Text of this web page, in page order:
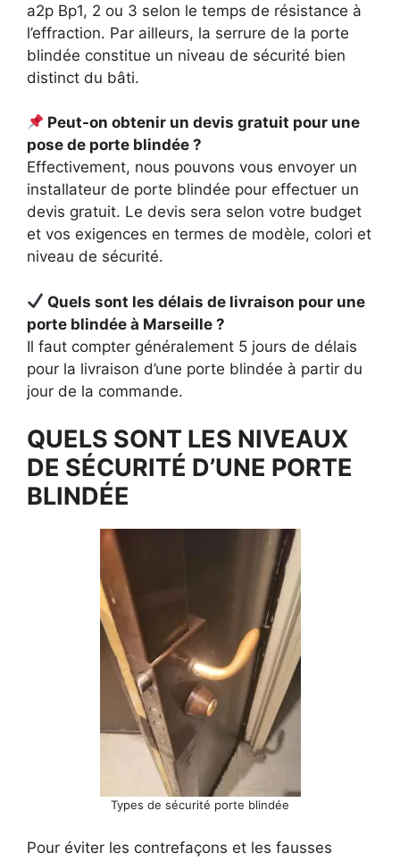
a2p Bp1, 2 ou 3 selon le temps de résistance à
l’effraction. Par ailleurs, la serrure de la porte
blindée constitue un niveau de sécurité bien
distinct du bâti.
Peut-on obtenir un devis gratuit pour une
pose de porte blindée ?
Effectivement, nous pouvons vous envoyer un
installateur de porte blindée pour effectuer un
devis gratuit. Le devis sera selon votre budget
et vos exigences en termes de modèle, colori et
niveau de sécurité.
Quels sont les délais de livraison pour une
porte blindée à Marseille ?
Il faut compter généralement 5 jours de délais
pour la livraison d’une porte blindée à partir du
jour de la commande.
QUELS SONT LES NIVEAUX
DE SÉCURITÉ D’UNE PORTE
BLINDÉE
Types de sécurité porte blindée
Pour éviter les contrefaçons et les fausses